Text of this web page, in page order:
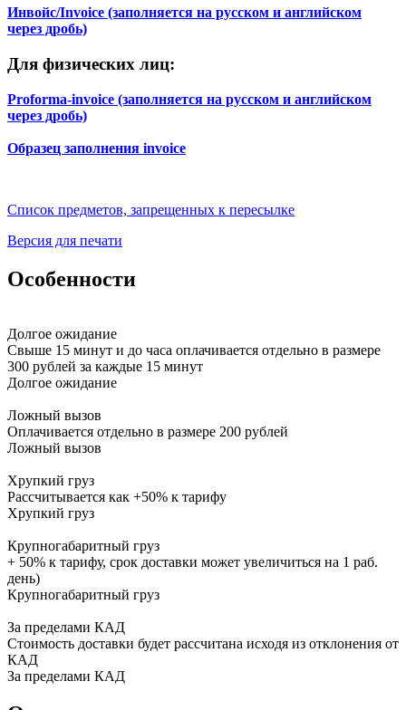
ГАМБИЯ
G
ГАНА
ГВАТЕМАЛА
ГВИНЕЯ-БИСАУ
G
ГЕРМАНИЯ
ГЕРНСИ
Инвойс/Invoice (заполняется на русском и английском
через дробь)
Для физических лиц:
Proforma-invoice (заполняется на русском и английском
через дробь)
Образец заполнения invoice
Список предметов, запрещенных к пересылке
Версия для печати
Особенности
Долгое ожидание
Свыше 15 минут и до часа оплачивается отдельно в размере
300 рублей за каждые 15 минут
Долгое ожидание
Ложный вызов
Оплачивается отдельно в размере 200 рублей
Ложный вызов
Хрупкий груз
Рассчитывается как +50% к тарифу
Хрупкий груз
Крупногабаритный груз
+ 50% к тарифу, срок доставки может увеличиться на 1 раб.
день)
Крупногабаритный груз
За пределами КАД
Стоимость доставки будет рассчитана исходя из отклонения от
КАД
За пределами КАД